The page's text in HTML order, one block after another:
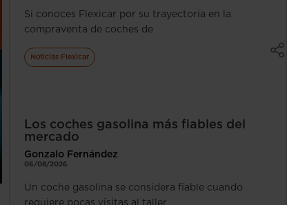
Si conoces Flexicar por su trayectoria en la
compraventa de coches de
Noticias Flexicar
Los coches gasolina más fiables del
mercado
Gonzalo Fernández
06/08/2026
Un coche gasolina se considera fiable cuando
requiere pocas visitas al taller